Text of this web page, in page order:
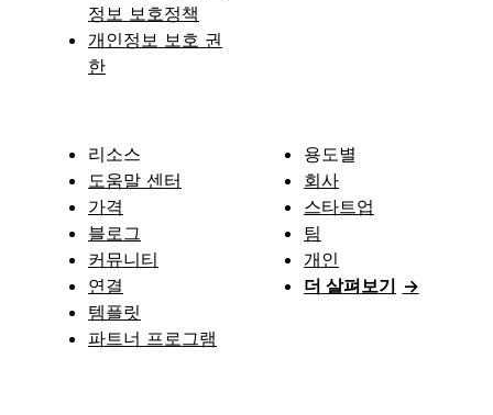
정보 보호정책
개인정보 보호 권
한
리소스
도움말 센터
가격
블로그
커뮤니티
연결
템플릿
파트너 프로그램
용도별
회사
스타트업
팀
개인
더 살펴보기 →